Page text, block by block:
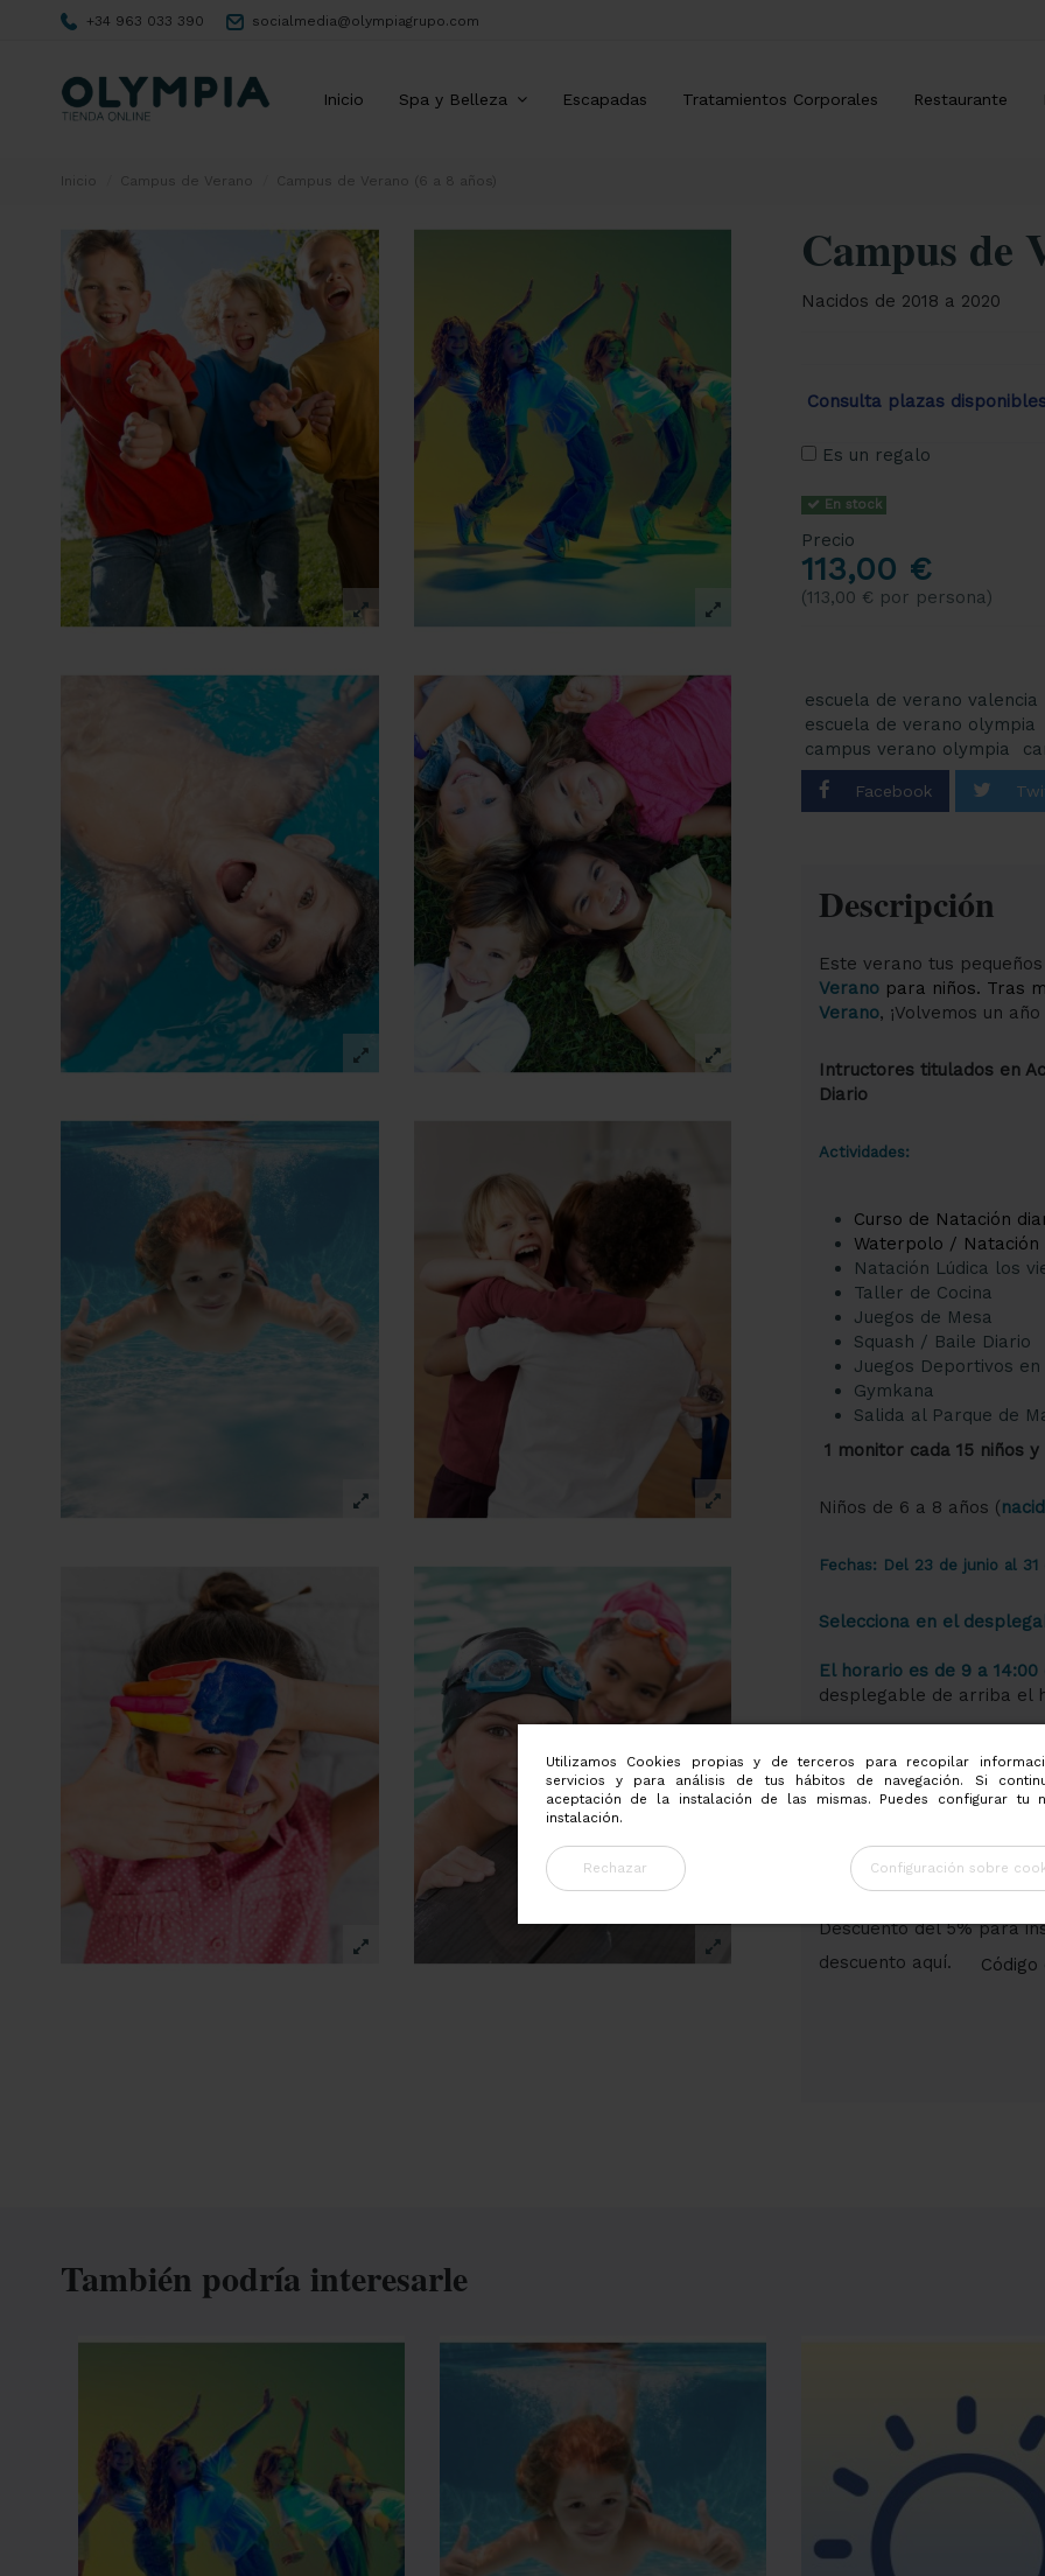
Utilizamos Cookies propias y de terceros para recopilar
servicios y para análisis de tus hábitos de navegación. Si
aceptación de la instalación de las mismas. Puedes configurar tu
instalación.
Rechazar Configuración sobre
+34 963 033 390 socialmedia@olympiagrupo.com
Inicio Spa y Belleza Escapadas Tratamientos Corporales Restaurante
Inicio Campus de Verano Campus de Verano (6 a 8 años)
Campus de
Nacidos de 2018 a 2020
Consulta plazas
Es un regalo
En stock
Precio
113,00 €
(113,00 € por persona)
escuela de verano valencia
escuela de verano olympia
campus verano olympia
Descripción
Este verano tus
Verano para niños. Tras
Verano, ¡Volvemos un
Intructores titulados en
Diario
Actividades:
Curso de Natación
Waterpolo / Natación
Natación Lúdica los
Taller de Cocina
Juegos de Mesa
Squash / Baile Diario
Juegos Deportivos
Gymkana
Salida al Parque de
1 monitor cada 15 niños
Niños de 6 a 8 años (
Fechas: Del 23 de junio al 31
Selecciona en el
El horario es de 9 a
desplegable de arriba el
Opción de hora matinal
Más información en
Descuento del 5% para
descuento aquí.
También podría interesarle